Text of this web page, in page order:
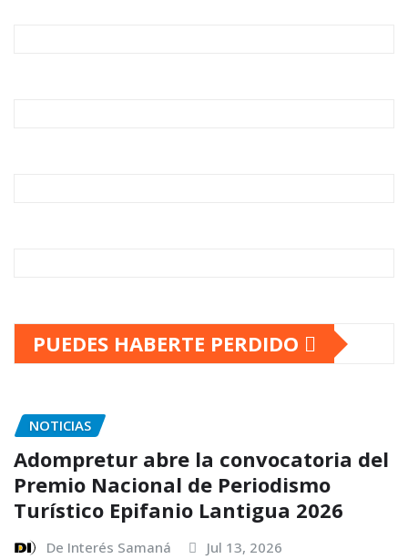
PUEDES HABERTE PERDIDO
NOTICIAS
Adompretur abre la convocatoria del
Premio Nacional de Periodismo
Turístico Epifanio Lantigua 2026
De Interés Samaná Jul 13, 2026